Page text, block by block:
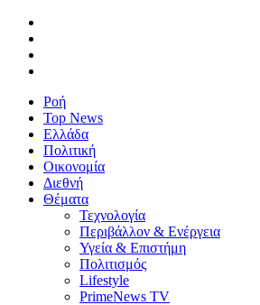
Ροή
Top News
Ελλάδα
Πολιτική
Οικονομία
Διεθνή
Θέματα
Τεχνολογία
Περιβάλλον & Ενέργεια
Υγεία & Επιστήμη
Πολιτισμός
Lifestyle
PrimeNews TV